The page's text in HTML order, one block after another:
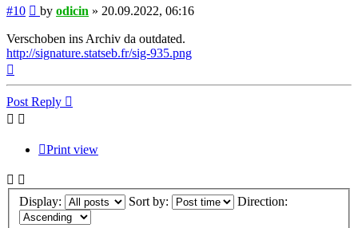
#10 Post
by odicin » 20.09.2022, 06:16
Verschoben ins Archiv da outdated.
http://signature.statseb.fr/sig-935.png
Post Reply
Print view
Display: Sort by: Direction: